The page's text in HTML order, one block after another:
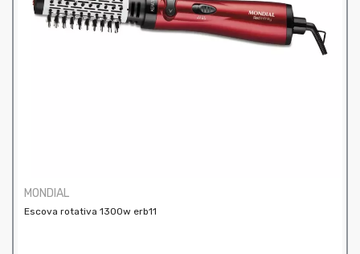
MONDIAL
Escova rotativa 1300w erb11